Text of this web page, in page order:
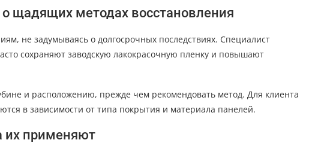
щадящих методах восстановления
не задумываясь о долгосрочных последствиях. Специалист
сохраняют заводскую лакокрасочную пленку и повышают
и расположению, прежде чем рекомендовать метод. Для клиента
в зависимости от типа покрытия и материала панелей.
их применяют